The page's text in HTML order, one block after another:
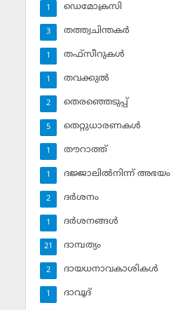
ഡെമോക്രസി
1
തത്ത്വചിന്തകര്‍
3
തഫ്‌സീറുകള്‍
1
തവക്കുല്‍
1
തെരഞ്ഞെടുപ്പ്
2
തെറ്റുധാരണകള്‍
5
തൗറാത്ത്
1
ദജ്ജാലില്‍നിന്ന് അഭയം
1
ദര്‍ശനം
2
ദര്‍ശനങ്ങള്‍
1
ദാമ്പത്യം
21
ദായധനാവകാശികള്‍
2
ദാവൂദ്‌
1